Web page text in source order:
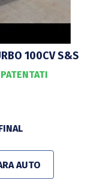
100CV S&S
AUTO